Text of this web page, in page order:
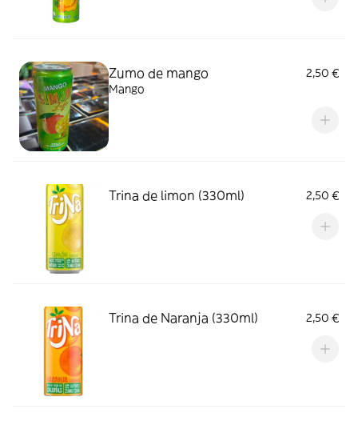
Zumo de mango
2,50 €
Mango
Trina de limon (330ml) 2,50 €
Trina de Naranja (330ml) 2,50 €